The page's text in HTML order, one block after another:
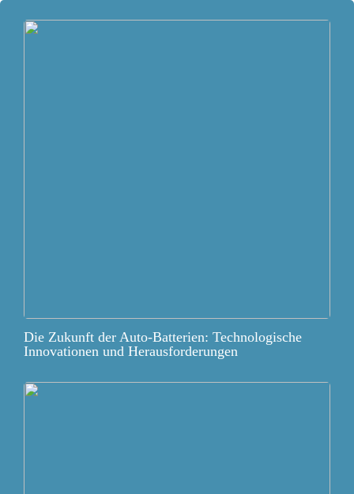
Die Zukunft der Auto-Batterien: Technologische
Innovationen und Herausforderungen